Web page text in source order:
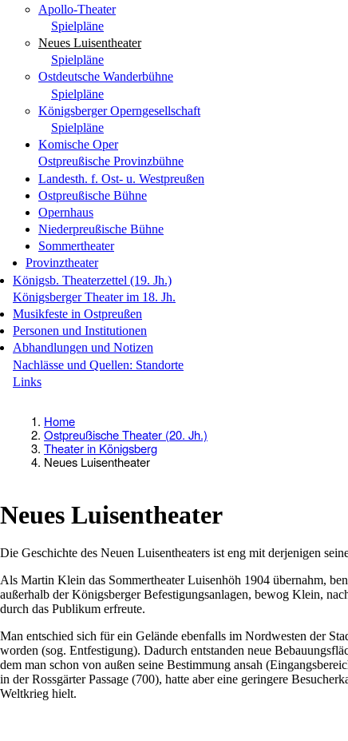
Apollo-Theater
Spielpläne
Neues Luisentheater
Spielpläne
Ostdeutsche Wanderbühne
Spielpläne
Königsberger Operngesellschaft
Spielpläne
Komische Oper
Ostpreußische Provinzbühne
Landesth. f. Ost- u. Westpreußen
Ostpreußische Bühne
Opernhaus
Niederpreußische Bühne
Sommertheater
Provinztheater
Königsb. Theaterzettel (19. Jh.)
Königsberger Theater im 18. Jh.
Musikfeste in Ostpreußen
Personen und Institutionen
Abhandlungen und Notizen
Nachlässe und Quellen: Standorte
Links
Pfadnavigation
Home
Ostpreußische Theater (20. Jh.)
Theater in Königsberg
Neues Luisentheater
Neues Luisentheater
Die Geschichte des Neuen Luisentheaters ist eng mit derjenigen
Als Martin Klein das Sommertheater Luisenhöh 1904 übernahm,
außerhalb der Königsberger Befestigungsanlagen, bewog Klein,
durch das Publikum erfreute.
Man entschied sich für ein Gelände ebenfalls im Nordwesten der
worden (sog. Entfestigung). Dadurch entstanden neue
dem man schon von außen seine Bestimmung ansah
in der Rossgärter Passage (700), hatte aber eine geringere
Weltkrieg hielt.